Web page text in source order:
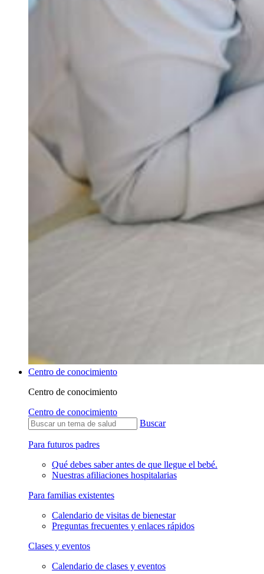
Centro de conocimiento
Centro de conocimiento
Centro de conocimiento
Buscar
Para futuros padres
Qué debes saber antes de que llegue el bebé.
Nuestras afiliaciones hospitalarias
Para familias existentes
Calendario de visitas de bienestar
Preguntas frecuentes y enlaces rápidos
Clases y eventos
Calendario de clases y eventos